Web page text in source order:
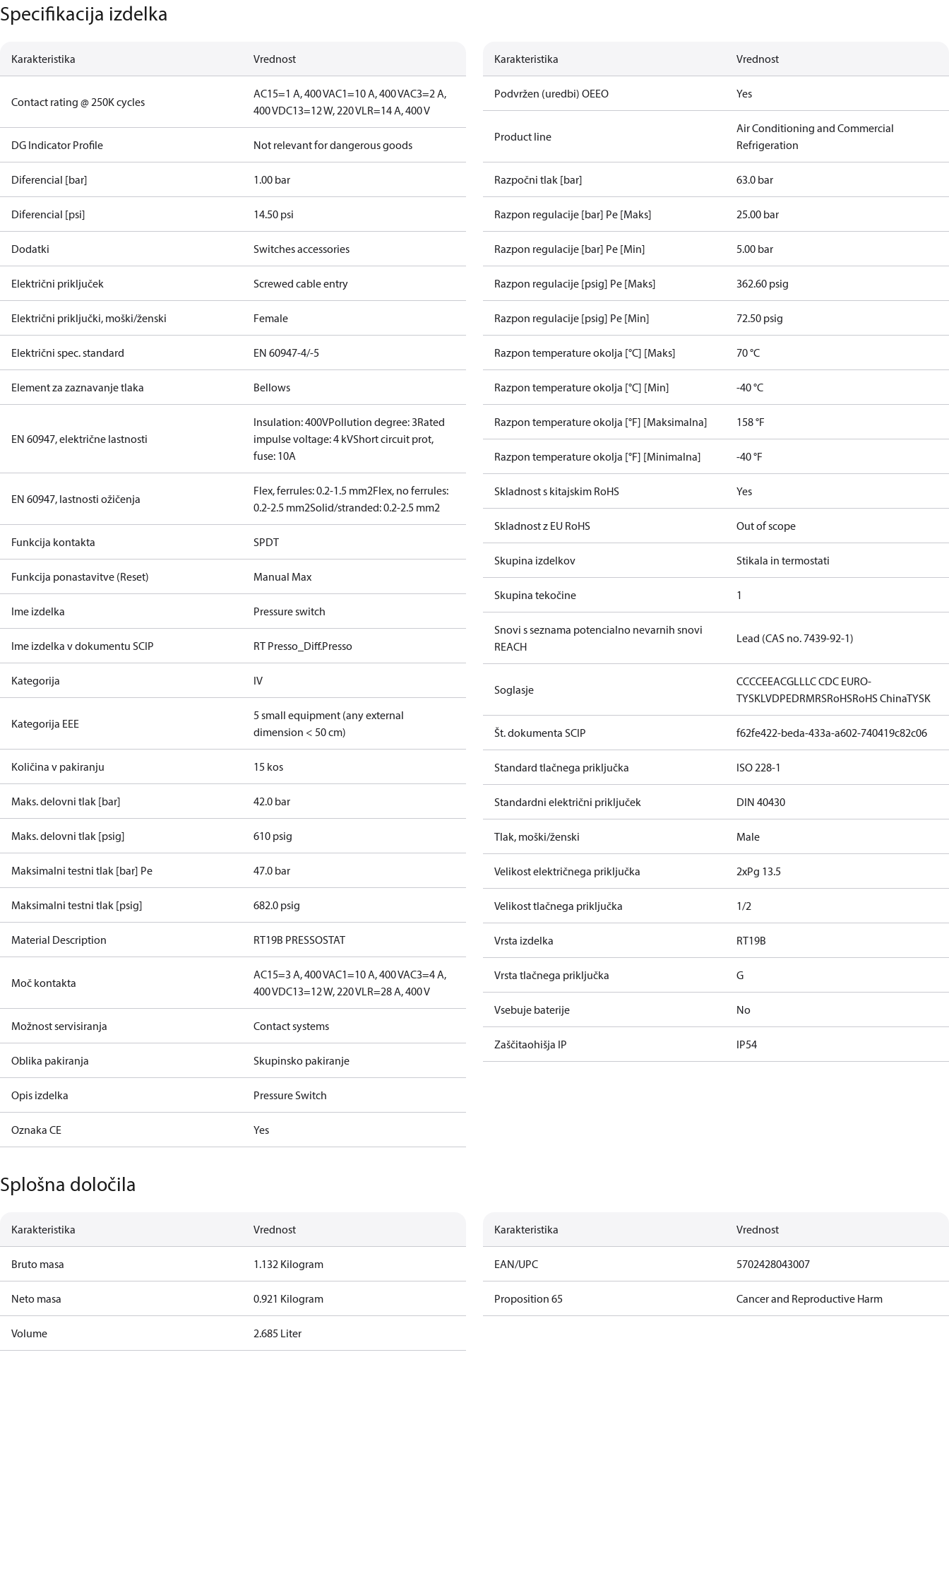
Specifikacija izdelka
Karakteristika Vrednost
Contact rating @ 250K cycles
AC15=1 A, 400 VAC1=10 A, 400 VAC3=2 A,
400 VDC13=12 W, 220 VLR=14 A, 400 V
DG Indicator Profile Not relevant for dangerous goods
Diferencial [bar] 1.00 bar
Diferencial [psi] 14.50 psi
Dodatki Switches accessories
Električni priključek Screwed cable entry
Električni priključki, moški/ženski Female
Električni spec. standard EN 60947-4/-5
Element za zaznavanje tlaka Bellows
EN 60947, električne lastnosti
Insulation: 400VPollution degree: 3Rated
impulse voltage: 4 kVShort circuit prot,
fuse: 10A
EN 60947, lastnosti ožičenja
Flex, ferrules: 0.2-1.5 mm2Flex, no ferrules:
0.2-2.5 mm2Solid/stranded: 0.2-2.5 mm2
Funkcija kontakta SPDT
Funkcija ponastavitve (Reset) Manual Max
Ime izdelka Pressure switch
Ime izdelka v dokumentu SCIP RT Presso_Diff.Presso
Kategorija IV
Kategorija EEE
5 small equipment (any external
dimension < 50 cm)
Količina v pakiranju 15 kos
Maks. delovni tlak [bar] 42.0 bar
Maks. delovni tlak [psig] 610 psig
Maksimalni testni tlak [bar] Pe 47.0 bar
Maksimalni testni tlak [psig] 682.0 psig
Material Description RT19B PRESSOSTAT
Moč kontakta
AC15=3 A, 400 VAC1=10 A, 400 VAC3=4 A,
400 VDC13=12 W, 220 VLR=28 A, 400 V
Možnost servisiranja Contact systems
Oblika pakiranja Skupinsko pakiranje
Opis izdelka Pressure Switch
Oznaka CE Yes
Karakteristika Vrednost
Podvržen (uredbi) OEEO Yes
Product line
Air Conditioning and Commercial
Refrigeration
Razpočni tlak [bar] 63.0 bar
Razpon regulacije [bar] Pe [Maks] 25.00 bar
Razpon regulacije [bar] Pe [Min] 5.00 bar
Razpon regulacije [psig] Pe [Maks] 362.60 psig
Razpon regulacije [psig] Pe [Min] 72.50 psig
Razpon temperature okolja [°C] [Maks] 70 °C
Razpon temperature okolja [°C] [Min] -40 °C
Razpon temperature okolja [°F] [Maksimalna] 158 °F
Razpon temperature okolja [°F] [Minimalna] -40 °F
Skladnost s kitajskim RoHS Yes
Skladnost z EU RoHS Out of scope
Skupina izdelkov Stikala in termostati
Skupina tekočine 1
Snovi s seznama potencialno nevarnih snovi
REACH
Lead (CAS no. 7439-92-1)
Soglasje
CCCCEEACGLLLC CDC EURO-
TYSKLVDPEDRMRSRoHSRoHS ChinaTYSK
Št. dokumenta SCIP f62fe422-beda-433a-a602-740419c82c06
Standard tlačnega priključka ISO 228-1
Standardni električni priključek DIN 40430
Tlak, moški/ženski Male
Velikost električnega priključka 2xPg 13.5
Velikost tlačnega priključka 1/2
Vrsta izdelka RT19B
Vrsta tlačnega priključka G
Vsebuje baterije No
Zaščitaohišja IP IP54
Splošna določila
Karakteristika Vrednost
Bruto masa 1.132 Kilogram
Neto masa 0.921 Kilogram
Volume 2.685 Liter
Karakteristika Vrednost
EAN/UPC 5702428043007
Proposition 65 Cancer and Reproductive Harm